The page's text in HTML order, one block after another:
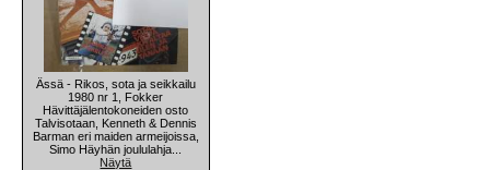
Ässä - Rikos, sota ja seikkailu
1980 nr 1, Fokker
Hävittäjälentokoneiden osto
Talvisotaan, Kenneth & Dennis
Barman eri maiden armeijoissa,
Simo Häyhän joululahja...
Näytä